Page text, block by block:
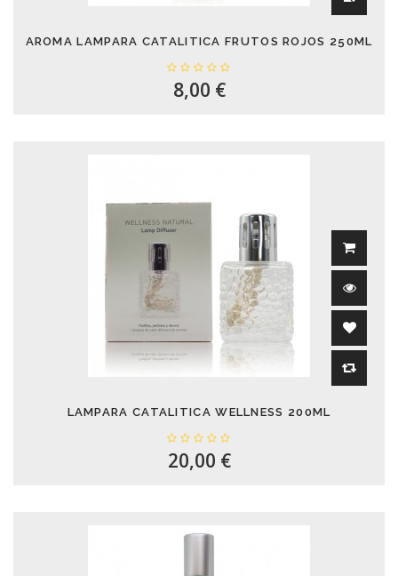
AROMA LAMPARA CATALITICA FRUTOS ROJOS 250ML
8,00 €
LAMPARA CATALITICA WELLNESS 200ML
20,00 €